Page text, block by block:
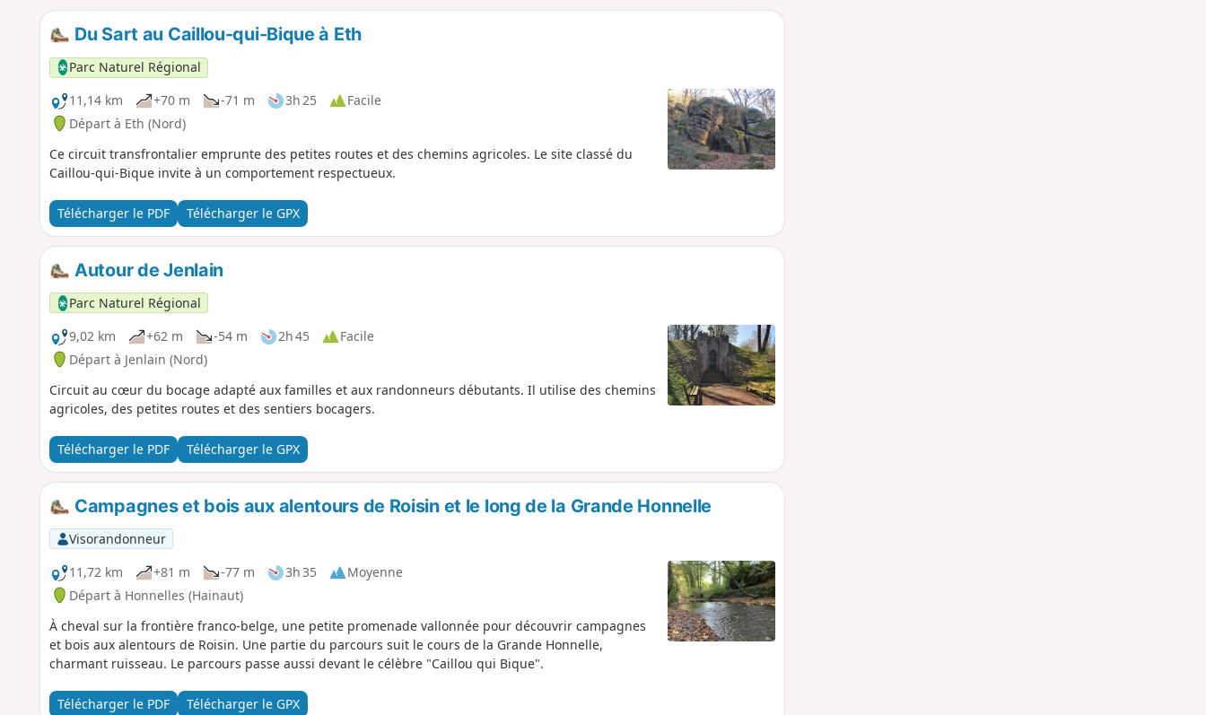
Du Sart au Caillou-qui-Bique à Eth
Parc Naturel Régional
11,14 km
+70 m -71 m 3h 25
Facile
Départ à Eth (Nord)
Ce circuit transfrontalier emprunte des petites routes et des chemins agricoles. Le site classé du
Caillou-qui-Bique invite à un comportement respectueux.
Télécharger le PDF Télécharger le GPX
Autour de Jenlain
Parc Naturel Régional
9,02 km
+62 m -54 m 2h 45
Facile
Départ à Jenlain (Nord)
Circuit au cœur du bocage adapté aux familles et aux randonneurs débutants. Il utilise des chemins
agricoles, des petites routes et des sentiers bocagers.
Télécharger le PDF Télécharger le GPX
Campagnes et bois aux alentours de Roisin et le long de la Grande Honnelle
Visorandonneur
11,72 km
+81 m -77 m 3h 35
Moyenne
Départ à Honnelles (Hainaut)
À cheval sur la frontière franco-belge, une petite promenade vallonnée pour découvrir campagnes
et bois aux alentours de Roisin. Une partie du parcours suit le cours de la Grande Honnelle,
charmant ruisseau. Le parcours passe aussi devant le célèbre "Caillou qui Bique".
Télécharger le PDF Télécharger le GPX